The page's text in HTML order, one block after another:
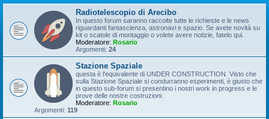
Radiotelescopio di Arecibo
In questo forum saranno raccolte tutte le richieste e le news
riguardanti fantascienza, astronavi e spazio. Se avete novità su
kit o scatole di montaggio o volete avere notizie, fatelo qui.
Moderatore: Rosario
Argomenti: 24
Stazione Spaziale
questa è l'equivalente di UNDER CONSTRUCTION. Visto che
sulla Stazione Spaziale si condurranno esperimenti, è giusto che
in questo sub-forum si presentino i nostri work in progress e le
prove delle nostre costruzioni.
Moderatore: Rosario
Argomenti: 119